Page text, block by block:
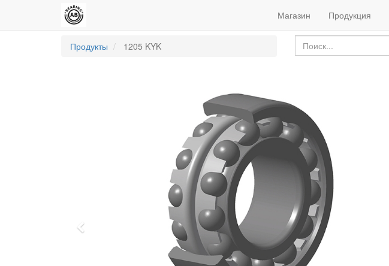
Магазин Продукция
Продукты 1205 KYK